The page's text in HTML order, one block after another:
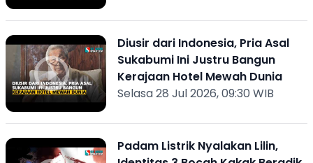
Diusir dari Indonesia, Pria Asal
Sukabumi Ini Justru Bangun
Kerajaan Hotel Mewah Dunia
Selasa 28 Jul 2026, 09:30 WIB
Padam Listrik Nyalakan Lilin,